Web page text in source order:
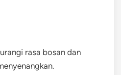
rasa bosan dan